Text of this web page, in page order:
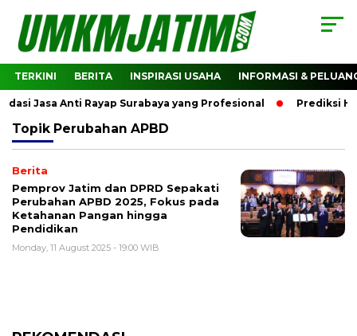
TERKINI BERITA INSPIRASI USAHA INFORMASI &
Jasa Anti Rayap Surabaya yang Profesional Prediksi
Topik Perubahan APBD
Berita
Pemprov Jatim dan DPRD Sepakati
Perubahan APBD 2025, Fokus pada
Ketahanan Pangan hingga
Pendidikan
Monday, 11 August 2025 - 19:00 WIB